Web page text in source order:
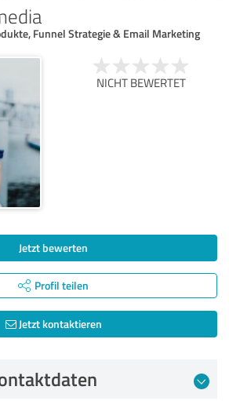
Funnel Strategie & Email Marketing
NICHT BEWERTET
Jetzt bewerten
Profil teilen
Jetzt kontaktieren